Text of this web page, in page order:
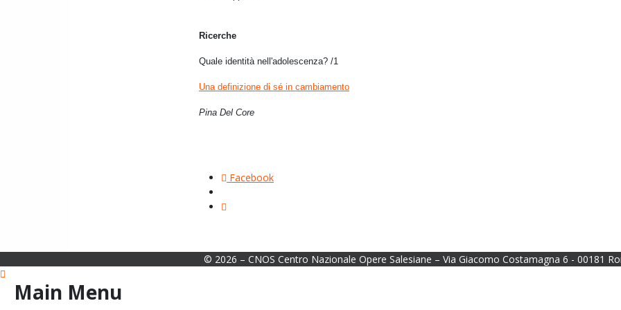
Ricerche
Quale identità nell'adolescenza? /1
Una definizione di sé in cambiamento
Pina Del Core
Facebook
© 2026 – CNOS Centro Nazionale Opere Salesiane – Via Giacomo Costamagna 6 - 00181
Main Menu